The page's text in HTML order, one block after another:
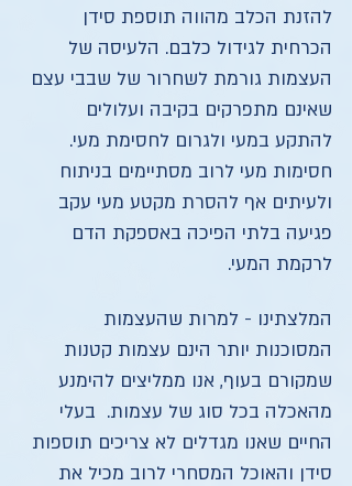
להזנת הכלב מהווה תוספת סידן
הכרחית לגידול כלבם. הלעיסה של
העצמות גורמת לשחרור של שבבי עצם
שאינם מתפרקים בקיבה ועלולים
להתקע במעי ולגרום לחסימת מעי.
חסימות מעי לרוב מסתיימים בניתוח
ולעיתים אף להסרת מקטע מעי עקב
פגיעה בלתי הפיכה באספקת הדם
לרקמת המעי.
המלצתינו - למרות שהעצמות
המסוכנות יותר הינם עצמות קטנות
שמקורם בעוף, אנו ממליצים להימנע
מהאכלה בכל סוג של עצמות. בעלי
החיים שאנו מגדלים לא צריכים תוספות
סידן והאוכל המסחרי לרוב מכיל את